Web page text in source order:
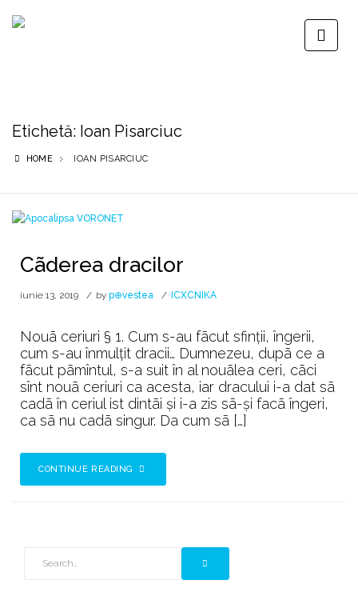
Etichetă: Ioan Pisarciuc
HOME IOAN PISARCIUC
Cãderea dracilor
iunie 13, 2019 by p⊕vestea ICXCNIKA
Nouã ceriuri § 1. Cum s-au fãcut sfinții, îngerii,
cum s-au înmulțit dracii… Dumnezeu, dupã ce a
fãcut pãmîntul, s-a suit în al nouãlea ceri, cãci
sînt nouã ceriuri ca acesta, iar dracului i-a dat sã
cadã în ceriul ist dintãi și i-a zis sã-și facã îngeri,
ca sã nu cadã singur. Da cum sã […]
CONTINUE READING